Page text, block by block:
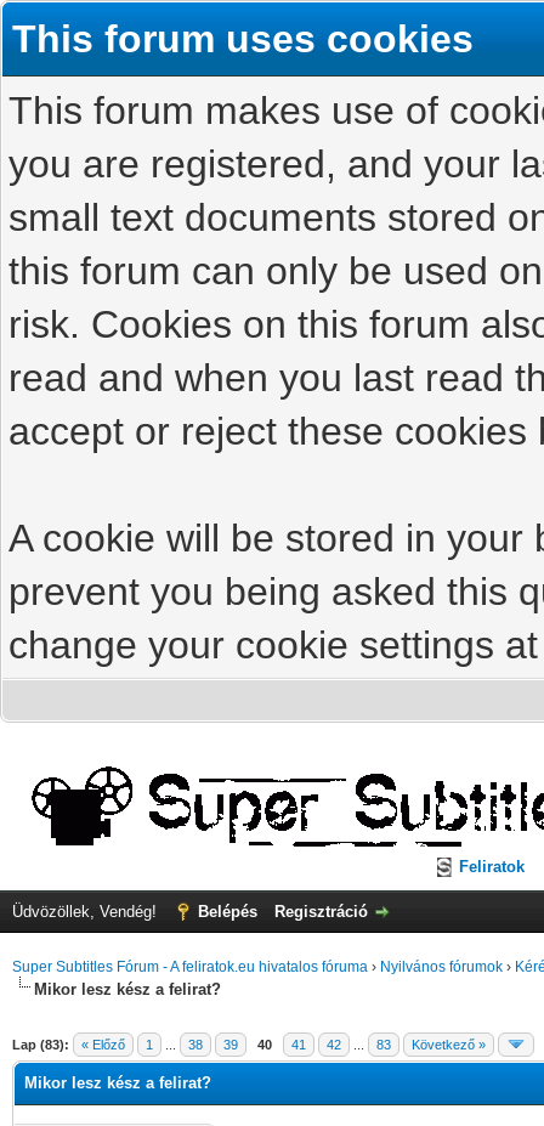
This forum uses cookies
This forum makes use of
you are registered, and your
small text documents stored
this forum can only be used
risk. Cookies on this forum
read and when you last read
accept or reject these cookies
A cookie will be stored in
prevent you being asked this
change your cookie settings
Feliratok
Üdvözöllek, Vendég! Belépés Regisztráció
Super Subtitles Fórum - A feliratok.eu hivatalos fóruma › Nyilvános fórumok ›
Mikor lesz kész a felirat?
Lap (83): « Előző 1 38 39 40 41 42 83 Következő »
Mikor lesz kész a felirat?